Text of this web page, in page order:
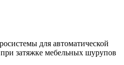
для автоматической
затяжке мебельных шурупов